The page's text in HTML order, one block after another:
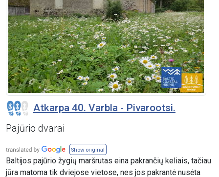
Atkarpa 40. Varbla - Pivarootsi.
Pajūrio dvarai
Show original
Baltijos pajūrio žygių maršrutas eina pakrančių keliais, tačiau
jūra matoma tik dviejose vietose, nes jos pakrantė nusėta